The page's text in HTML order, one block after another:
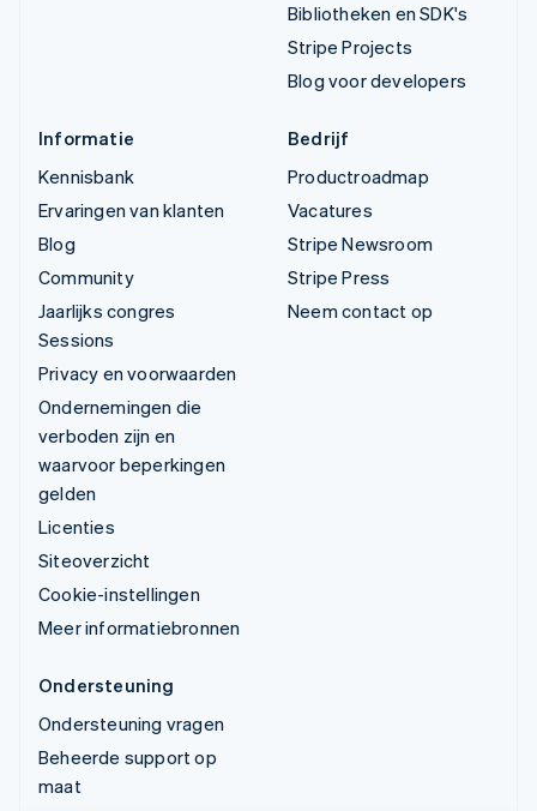
Bibliotheken en SDK's
Stripe Projects
Blog voor developers
Informatie
Kennisbank
Ervaringen van klanten
Blog
Community
Jaarlijks congres
Sessions
Privacy en voorwaarden
Ondernemingen die
verboden zijn en
waarvoor beperkingen
gelden
Licenties
Siteoverzicht
Cookie-instellingen
Meer informatiebronnen
Bedrijf
Productroadmap
Vacatures
Stripe Newsroom
Stripe Press
Neem contact op
Ondersteuning
Ondersteuning vragen
Beheerde support op
maat